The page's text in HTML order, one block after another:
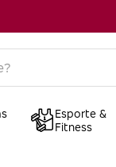
Esporte &
Fitness